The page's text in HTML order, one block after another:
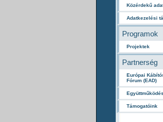
Közérdekű
Adatkezelési
Programok
Projektek
Partnerség
Európai
Fórum (EAD)
Együttműködés
Támogatóink